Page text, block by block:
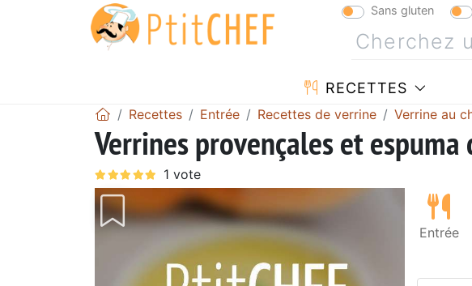
Sans gluten
RECETTES
Recettes Entrée Recettes de verrine Verrine au
Verrines provençales et espuma
Entrée